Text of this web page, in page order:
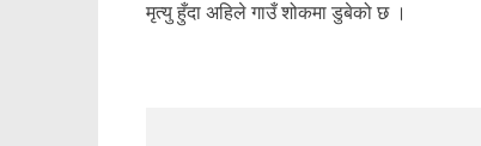
मृत्यु हुँदा अहिले गाउँ शोकमा डुबेको छ ।